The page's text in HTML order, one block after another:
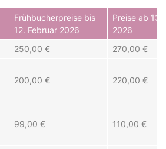
Früh­buch­erpreise bis
12. Fe­bru­ar 2026
Prei­se ab 13.
2026
250,00 €
270,00 €
200,00 € 220,00 €
99,00 € 110,00 €